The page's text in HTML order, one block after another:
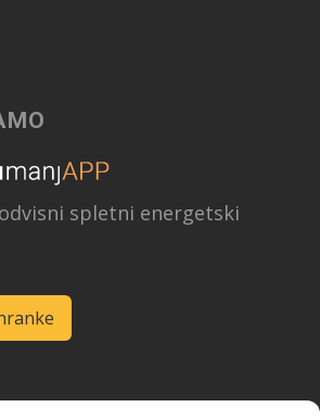
spletni energetski